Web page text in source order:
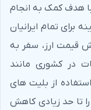
هدف کمک به انجام
برای تمام ایرانیان
قیمت ارز، سفر به
در کشوری مانند
استفاده از بلیت های
تا حد زیادی کاهش